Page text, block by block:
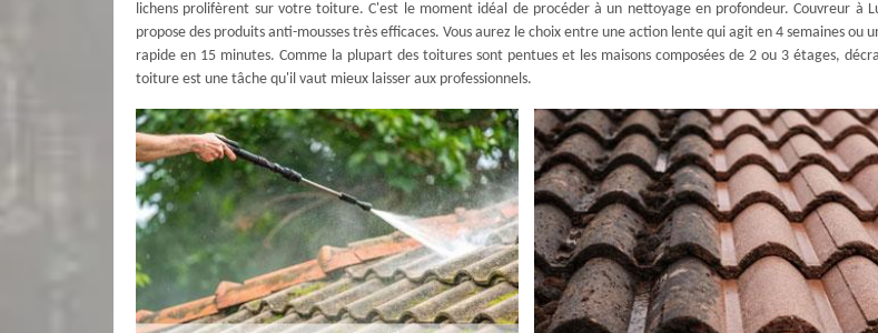
lichens prolifèrent sur votre toiture. C'est le moment idéal de procéder à un nettoyage en profondeur. Couvreur à
propose des produits anti-mousses très efficaces. Vous aurez le choix entre une action lente qui agit en 4 semaines ou
rapide en 15 minutes. Comme la plupart des toitures sont pentues et les maisons composées de 2 ou 3 étages,
toiture est une tâche qu'il vaut mieux laisser aux professionnels.